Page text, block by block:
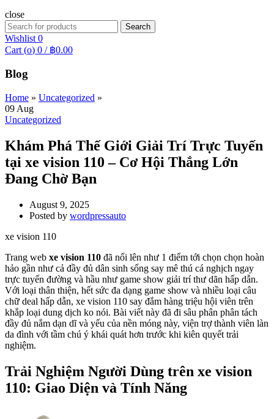
close
Search
for:
Search
Wishlist 0
Cart (o) 0 / ฿0.00
Blog
Home » Uncategorized »
09 Aug
Uncategorized
Khám Phá Thế Giới Giải Trí Trực Tuyến
tại xe vision 110 – Cơ Hội Thắng Lớn
Đang Chờ Bạn
August 9, 2025
Posted by wordpressauto
xe vision 110
Trang web xe vision 110 đã nổi lên như 1 điểm tới chọn chọn hoàn
hảo gần như cả đầy đủ dân sinh sống say mê thú cá nghịch ngay
trực tuyến đường và hầu như game show giải trí thư dãn hấp dẫn.
Với loại thân thiện, hết sức đa dạng game show và nhiều loại câu
chữ deal hấp dẫn, xe vision 110 say đắm hàng triệu hội viên trên
khắp loại dung dịch ko nói. Bài viết này đã đi sâu phân phân tách
đầy đủ nắm dạn dĩ và yếu của nền móng này, viện trợ thành viên làn
da đình với tầm chú ý khái quát hơn trước khi kiên quyết trải
nghiệm.
Trải Nghiệm Người Dùng trên xe vision
110: Giao Diện và Tính Năng